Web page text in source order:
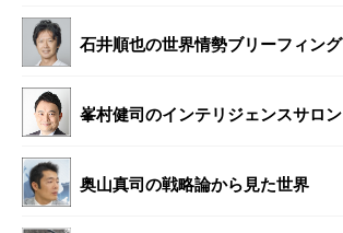
石井順也の世界情勢ブリーフィング
峯村健司のインテリジェンスサロン
奥山真司の戦略論から見た世界